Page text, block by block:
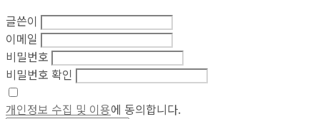
글쓴이
이메일
비밀번호
비밀번호 확인
개인정보 수집 및 이용에 동의합니다.